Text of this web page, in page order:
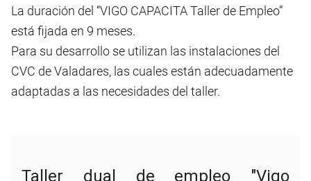
La duración del “VIGO CAPACITA Taller de Empleo”
está fijada en 9 meses.
Para su desarrollo se utilizan las instalaciones del
CVC de Valadares, las cuales están adecuadamente
adaptadas a las necesidades del taller.
Taller dual de empleo "Vigo